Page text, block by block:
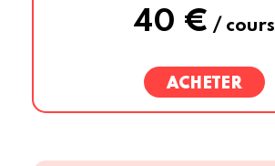
40 € / cours
ACHETER